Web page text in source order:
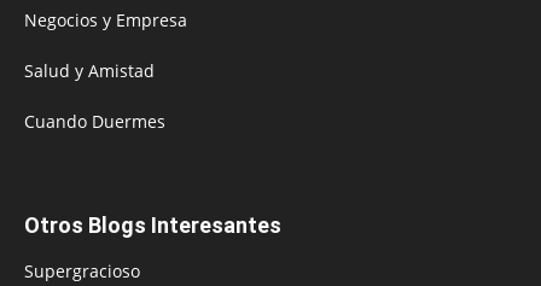
Negocios y Empresa
Salud y Amistad
Cuando Duermes
Otros Blogs Interesantes
Supergracioso